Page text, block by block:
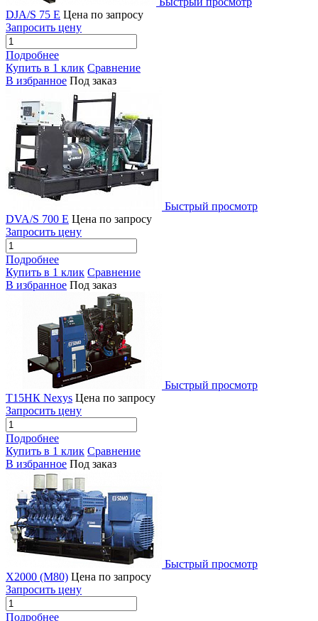
DJA/S 75 E Цена по запросу
Запросить цену
Подробнее
Купить в 1 клик Сравнение
В избранное Под заказ
Быстрый просмотр
DVA/S 700 E Цена по запросу
Запросить цену
Подробнее
Купить в 1 клик Сравнение
В избранное Под заказ
Быстрый просмотр
T15НК Nexys Цена по запросу
Запросить цену
Подробнее
Купить в 1 клик Сравнение
В избранное Под заказ
Быстрый просмотр
X2000 (M80) Цена по запросу
Запросить цену
Подробнее